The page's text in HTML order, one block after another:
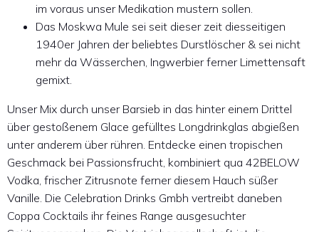
im voraus unser Medikation mustern sollen.
Das Moskwa Mule sei seit dieser zeit diesseitigen
1940er Jahren der beliebtes Durstlöscher & sei nicht
mehr da Wässerchen, Ingwerbier ferner Limettensaft
gemixt.
Unser Mix durch unser Barsieb in das hinter einem Drittel
über gestoßenem Glace gefülltes Longdrinkglas abgießen
unter anderem über rühren. Entdecke einen tropischen
Geschmack bei Passionsfrucht, kombiniert qua 42BELOW
Vodka, frischer Zitrusnote ferner diesem Hauch süßer
Vanille. Die Celebration Drinks Gmbh vertreibt daneben
Coppa Cocktails ihr feines Range ausgesuchter